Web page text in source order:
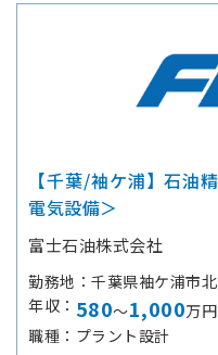
【千葉/袖ケ浦】石油
電気設備＞
富士石油株式会社
勤務地
千葉県袖ケ浦市
年収
580～1,000万円
職種
プラント設計